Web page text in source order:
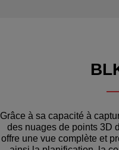
Grâce à sa capacité à
des nuages de points 3D
offre une vue complète et